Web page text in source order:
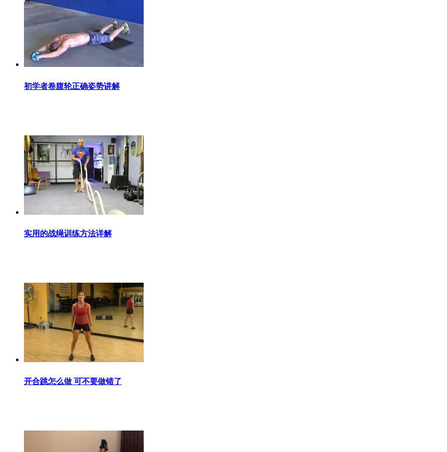
初学者卷腹轮正确姿势讲解
实用的战绳训练方法详解
开合跳怎么做 可不要做错了